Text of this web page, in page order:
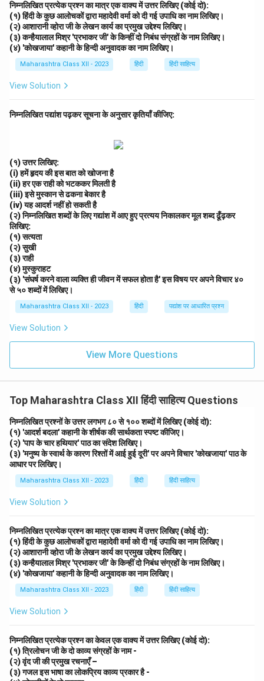
निम्नलिखित प्रत्येक प्रश्न का मात्र एक वाक्य में उत्तर लिखिए (कोई दो):
(१) हिंदी के कुछ आलोचकों द्वारा महादेवी वर्मा को दी गई उपाधि का नाम लिखिए।
(२) आशारानी व्होरा जी के लेखन कार्य का प्रमुख उद्देश्य लिखिए।
(३) कन्हैयालाल मिश्र 'प्रभाकर जी' के किन्हीं दो निबंध संग्रहों के नाम लिखिए।
(४) 'कोखजाया' कहानी के हिन्दी अनुवादक का नाम लिखिए।
Maharashtra Class XII - 2023 हिंदी हिंदी साहित्य
View Solution
निम्नलिखित पद्यांश पढ़कर सूचना के अनुसार कृतियाँ कीजिए:
(१) उत्तर लिखिए:
(i) हमें हृदय की इस बात को खोजना है
(ii) हर एक राही को भटककर मिलती है
(iii) इसे मुस्कान से ढकना बेकार है
(iv) यह आदर्श नहीं हो सकती है
(२) निम्नलिखित शब्दों के लिए गद्यांश में आए हुए प्रत्यय निकालकर मूल शब्द ढूँढ़कर
लिखिए:
(१) सत्यता
(२) सुखी
(३) राही
(४) मुस्कुराहट
(३) 'संघर्ष करने वाला व्यक्ति ही जीवन में सफल होता है' इस विषय पर अपने विचार ४०
से ५० शब्दों में लिखिए।
Maharashtra Class XII - 2023 हिंदी पद्यांश पर आधारित प्रश्न
View Solution
View More Questions
Top Maharashtra Class XII हिंदी साहित्य Questions
निम्नलिखित प्रश्नों के उत्तर लगभग ८० से १०० शब्दों में लिखिए (कोई दो):
(१) 'आदर्श बदला' कहानी के शीर्षक की सार्थकता स्पष्ट कीजिए।
(२) 'पाप के चार हथियार' पाठ का संदेश लिखिए।
(३) 'मनुष्य के स्वार्थ के कारण रिश्तों में आई हुई दूरी' पर अपने विचार 'कोखजाया' पाठ के
आधार पर लिखिए।
Maharashtra Class XII - 2023 हिंदी हिंदी साहित्य
View Solution
निम्नलिखित प्रत्येक प्रश्न का मात्र एक वाक्य में उत्तर लिखिए (कोई दो):
(१) हिंदी के कुछ आलोचकों द्वारा महादेवी वर्मा को दी गई उपाधि का नाम लिखिए।
(२) आशारानी व्होरा जी के लेखन कार्य का प्रमुख उद्देश्य लिखिए।
(३) कन्हैयालाल मिश्र 'प्रभाकर जी' के किन्हीं दो निबंध संग्रहों के नाम लिखिए।
(४) 'कोखजाया' कहानी के हिन्दी अनुवादक का नाम लिखिए।
Maharashtra Class XII - 2023 हिंदी हिंदी साहित्य
View Solution
निम्नलिखित प्रत्येक प्रश्न का केवल एक वाक्य में उत्तर लिखिए (कोई दो):
(१) त्रिलोचन जी के दो काव्य संग्रहों के नाम -
(२) वृंद जी की प्रमुख रचनाएँ –
(३) गजल इस भाषा का लोकप्रिय काव्य प्रकार है -